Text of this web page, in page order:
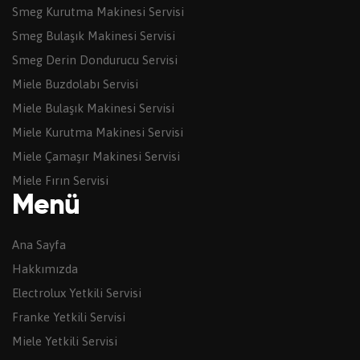
Smeg Kurutma Makinesi Servisi
Smeg Bulaşık Makinesi Servisi
Smeg Derin Dondurucu Servisi
Miele Buzdolabı Servisi
Miele Bulaşık Makinesi Servisi
Miele Kurutma Makinesi Servisi
Miele Çamaşır Makinesi Servisi
Miele Fırın Servisi
Menü
Ana Sayfa
Hakkımızda
Electrolux Yetkili Servisi
Franke Yetkili Servisi
Miele Yetkili Servisi